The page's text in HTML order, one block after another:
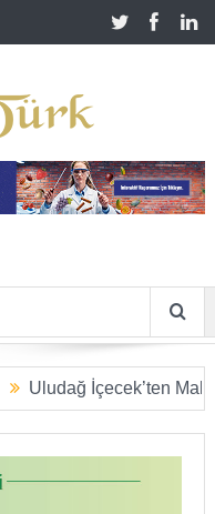
İçecek’ten Malatya’ya